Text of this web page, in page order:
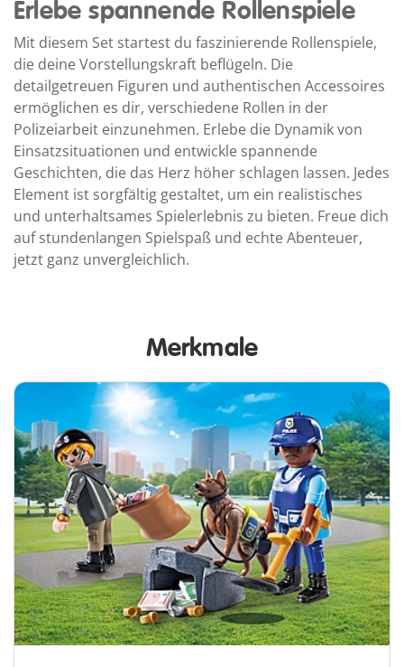
Erlebe spannende Rollenspiele
Mit diesem Set startest du faszinierende Rollenspiele,
die deine Vorstellungskraft beflügeln. Die
detailgetreuen Figuren und authentischen Accessoires
ermöglichen es dir, verschiedene Rollen in der
Polizeiarbeit einzunehmen. Erlebe die Dynamik von
Einsatzsituationen und entwickle spannende
Geschichten, die das Herz höher schlagen lassen. Jedes
Element ist sorgfältig gestaltet, um ein realistisches
und unterhaltsames Spielerlebnis zu bieten. Freue dich
auf stundenlangen Spielspaß und echte Abenteuer,
jetzt ganz unvergleichlich.
Merkmale